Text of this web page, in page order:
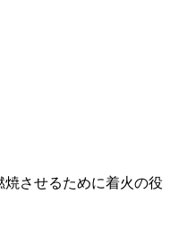
させるために着火の役